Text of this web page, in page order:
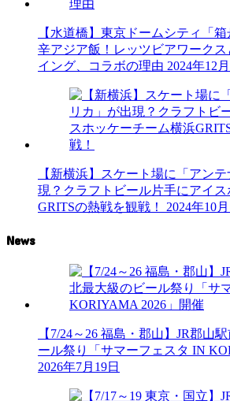
【水道橋】東京ドームシティ「
辛アジア飯！レッツビアワーク
イング、コラボの理由 2024年12
【新横浜】スケート場に「アン
現？クラフトビール片手にアイ
GRITSの熱戦を観戦！
2024年10月
News
【7/24～26 福島・郡山】JR郡山
ール祭り「サマーフェスタ IN
2026年7月19日